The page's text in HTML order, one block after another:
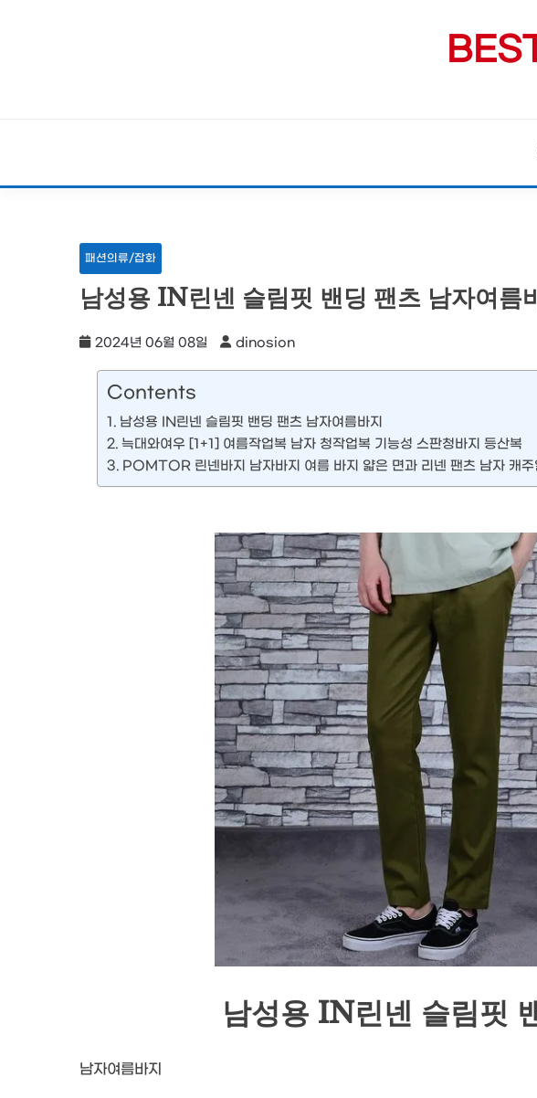
패션의류/잡화
남성용 IN린넨 슬림핏 밴딩 팬츠 남자여름
2024년 06월 08일 dinosion
Contents
남성용 IN린넨 슬림핏 밴딩 팬츠 남자여름바지
늑대와여우 [1+1] 여름작업복 남자 청작업복 기능성 스판청바지 등산복
POMTOR 린넨바지 남자바지 여름 바지 얇은 면과 리넨 팬츠 남자 캐주
남성용 IN린넨 슬림핏
남자여름바지